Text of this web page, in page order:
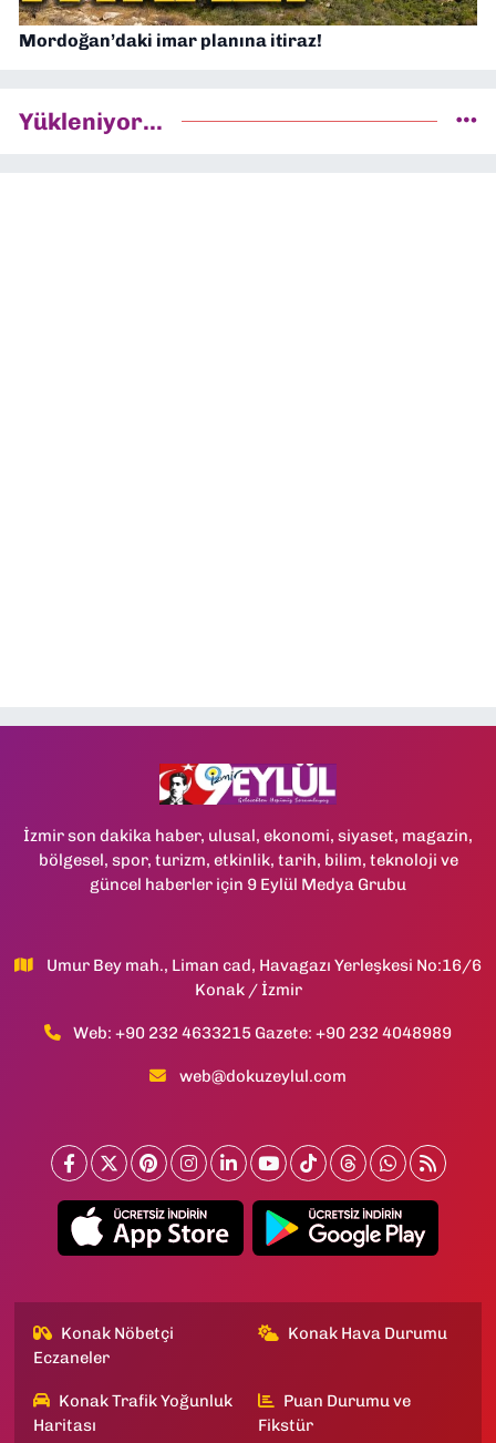
Mordoğan’daki imar planına itiraz!
Yükleniyor...
İzmir son dakika haber, ulusal, ekonomi, siyaset, magazin,
bölgesel, spor, turizm, etkinlik, tarih, bilim, teknoloji ve
güncel haberler için 9 Eylül Medya Grubu
Umur Bey mah., Liman cad, Havagazı Yerleşkesi No:16/6
Konak / İzmir
Web: +90 232 4633215 Gazete: +90 232 4048989
web@dokuzeylul.com
Konak Nöbetçi
Eczaneler
Konak Hava Durumu
Konak Trafik Yoğunluk
Haritası
Puan Durumu ve
Fikstür